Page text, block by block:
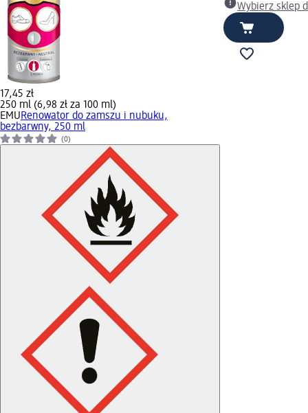
17,45 zł
250 ml (6,98 zł za 100 ml)
EMURenowator do zamszu i nubuku,
bezbarwny, 250 ml
(0)
Wybierz sklep